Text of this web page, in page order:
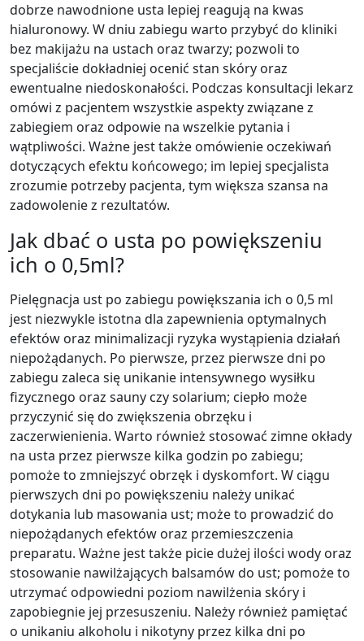
dobrze nawodnione usta lepiej reagują na kwas
hialuronowy. W dniu zabiegu warto przybyć do kliniki
bez makijażu na ustach oraz twarzy; pozwoli to
specjaliście dokładniej ocenić stan skóry oraz
ewentualne niedoskonałości. Podczas konsultacji lekarz
omówi z pacjentem wszystkie aspekty związane z
zabiegiem oraz odpowie na wszelkie pytania i
wątpliwości. Ważne jest także omówienie oczekiwań
dotyczących efektu końcowego; im lepiej specjalista
zrozumie potrzeby pacjenta, tym większa szansa na
zadowolenie z rezultatów.
Jak dbać o usta po powiększeniu
ich o 0,5ml?
Pielęgnacja ust po zabiegu powiększania ich o 0,5 ml
jest niezwykle istotna dla zapewnienia optymalnych
efektów oraz minimalizacji ryzyka wystąpienia działań
niepożądanych. Po pierwsze, przez pierwsze dni po
zabiegu zaleca się unikanie intensywnego wysiłku
fizycznego oraz sauny czy solarium; ciepło może
przyczynić się do zwiększenia obrzęku i
zaczerwienienia. Warto również stosować zimne okłady
na usta przez pierwsze kilka godzin po zabiegu;
pomoże to zmniejszyć obrzęk i dyskomfort. W ciągu
pierwszych dni po powiększeniu należy unikać
dotykania lub masowania ust; może to prowadzić do
niepożądanych efektów oraz przemieszczenia
preparatu. Ważne jest także picie dużej ilości wody oraz
stosowanie nawilżających balsamów do ust; pomoże to
utrzymać odpowiedni poziom nawilżenia skóry i
zapobiegnie jej przesuszeniu. Należy również pamiętać
o unikaniu alkoholu i nikotyny przez kilka dni po